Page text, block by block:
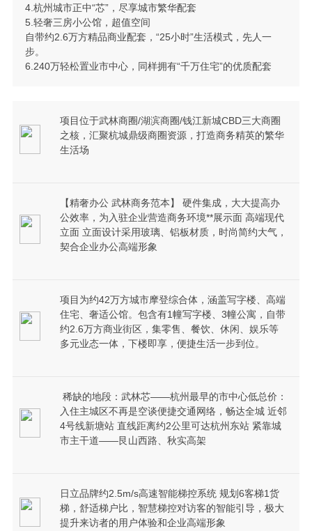
4.杭州城市正中“芯”，尽享城市繁华配套
5.轻奢三房小公馆，超值空间
自带约2.6万方精品商业配套，“25小时”生活模式，先人一
步。
6.240万轻松置业市中心，同样拥有“千万住宅”的优质配套
项目位于武林商圈/湖滨商圈/钱江新城CBD三大商圈
之核，汇聚杭城鼎级商圈资源，打造商务精英的繁华
生活场
【精奢办公 武林商务范本】 硬件集成，大大提高办
公效率，为入驻企业营造商务环境**展示面 高端现代
立面 立面设计采用玻璃、铝板材质，时尚简约大气，
契合企业办公高端形象
项目为约42万方城市摩登综合体，涵盖写字楼、高端
住宅、奢适公馆。包含有1幢写字楼、3幢公寓，自带
约2.6万方商业街区，集零售、餐饮、休闲、娱乐等
多元业态一体，下楼即享，便捷生活一步到位。
稀缺的地段：武林芯——杭州最早的市中心低总价：
入住主城区不再是空谈便捷交通网络，畅达全城 近邻
4号线新塘站 直线距离约2公里可达杭州东站 紧靠城
市主干道——艮山西路、秋实高架
日立品牌约2.5m/s高速智能梯控系统 规划6客梯1货
梯，舒适梯户比，智慧梯控对访客的智能引导，极大
提升来访者的用户体验和企业高端形象